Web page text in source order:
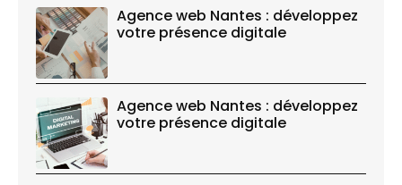
Agence web Nantes : développez
votre présence digitale
Agence web Nantes : développez
votre présence digitale